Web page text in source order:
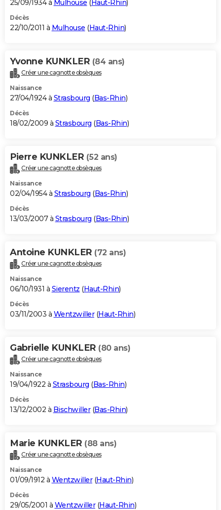
25/09/1934 à Mulhouse ( Haut-Rhin)
Décès
22/10/2011 à Mulhouse (Haut-Rhin)
Yvonne KUNKLER (84 ans)
Créer une cagnotte obsèques
Naissance
27/04/1924 à Strasbourg (Bas-Rhin)
Décès
18/02/2009 à Strasbourg (Bas-Rhin)
Pierre KUNKLER (52 ans)
Créer une cagnotte obsèques
Naissance
02/04/1954 à Strasbourg (Bas-Rhin)
Décès
13/03/2007 à Strasbourg (Bas-Rhin)
Antoine KUNKLER (72 ans)
Créer une cagnotte obsèques
Naissance
06/10/1931 à Sierentz (Haut-Rhin)
Décès
03/11/2003 à Wentzwiller(Haut-Rhin)
Gabrielle KUNKLER (80 ans)
Créer une cagnotte obsèques
Naissance
19/04/1922 à Strasbourg (Bas-Rhin)
Décès
13/12/2002 à Bischwiller(Bas-Rhin)
Marie KUNKLER (88 ans)
Créer une cagnotte obsèques
Naissance
01/09/1912 à Wentzwiller(Haut-Rhin)
Décès
29/05/2001 à Wentzwiller(Haut-Rhin)